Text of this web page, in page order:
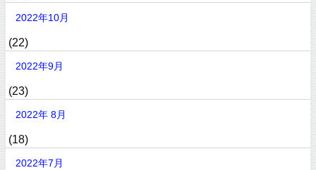
2022年10月
(22)
2022年9月
(23)
2022年 8月
(18)
2022年7月